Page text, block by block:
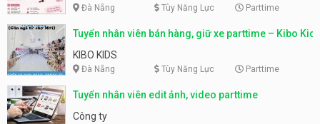
Đà Nẵng Tùy Năng Lực Parttime
Tuyển nhân viên bán hàng, giữ xe parttime – Kibo Kid
KIBO KIDS
Đà Nẵng Tùy Năng Lực Parttime
Tuyển nhân viên edit ảnh, video parttime
Công ty